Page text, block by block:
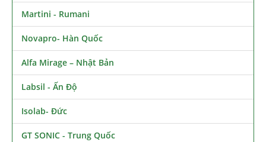
Martini - Rumani
Novapro- Hàn Quốc
Alfa Mirage – Nhật Bản
Labsil - Ấn Độ
Isolab- Đức
GT SONIC - Trung Quốc